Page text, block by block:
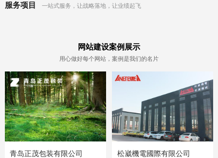
服务项目 一站式服务，让战略落地，让业绩起飞
网站建设案例展示
用心做好每个网站，案例是我们的名片
青岛正茂包装有限公司 松崴機電國際有限公司